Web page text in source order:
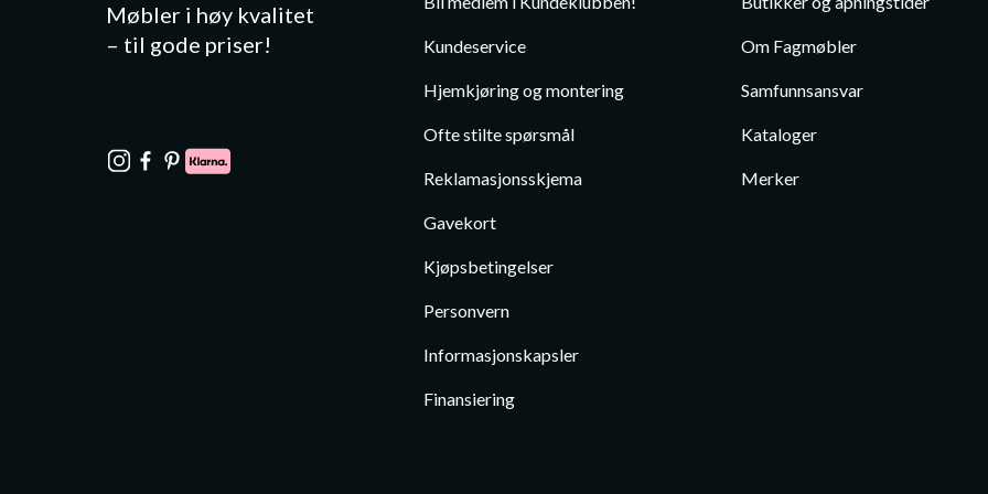
Møbler i høy kvalitet
– til gode priser!
Kundeservice
Hjemkjøring og montering
Ofte stilte spørsmål
Reklamasjonsskjema
Gavekort
Kjøpsbetingelser
Personvern
Informasjonskapsler
Finansiering
Om Fagmøbler
Samfunnsansvar
Kataloger
Merker